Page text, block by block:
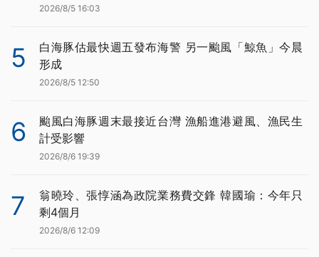
2026/8/5 16:03
5
白海豚估最快週五發布海警 另一颱風「鯨魚」今晨
形成
2026/8/5 12:50
6
颱風白海豚週末最接近台灣 漁船進港避風、漁民生
計受影響
2026/8/6 19:39
7
翁曉玲、張惇涵為政院業務費交鋒 韓國瑜：今年只
剩4個月
2026/8/6 12:09